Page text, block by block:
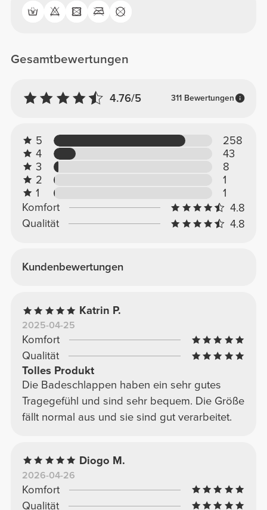
Gesamtbewertungen
4.76/5 311 Bewertungen
5
258
4
43
3
8
2
1
1
1
Komfort
4.8
Qualität
4.8
Kundenbewertungen
Katrin P.
2025-04-25
Komfort
Qualität
Tolles Produkt
Die Badeschlappen haben ein sehr gutes
Tragegefühl und sind sehr bequem. Die Größe
fällt normal aus und sie sind gut verarbeitet.
Diogo M.
2026-04-26
Komfort
Qualität